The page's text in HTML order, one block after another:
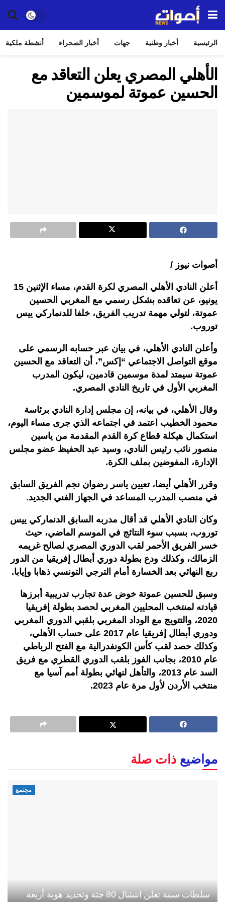
الرئيسية أخبار وطنية جهات أخبار الصحراء أنشطة ملكية
الأهلي المصري يعلن التعاقد مع
الحسين عموتة لموسمين
أصوات نيوز /
أعلن النادي الأهلي المصري لكرة القدم، مساء الإثنين 15
يونيو، عن تعاقده بشكل رسمي مع المغربي الحسين
عموتة، لتولي مهمة تدريب الفريق، خلفا للدنماركي ييس
توروب.
وأعلن النادي الأهلي، في بيان عبر حسابه الرسمي على
موقع التواصل الاجتماعي “إكس”، أن التعاقد مع الحسين
عموتة سيمتد لمدة موسمين قادمين، ليكون المدرب
المغربي الأول في تاريخ النادي المصري.
وقال الأهلي، في بيانه، إن مجلس إدارة النادي برئاسة
محمود الخطيب اعتمد في اجتماعه الذي جرى مساء اليوم،
استكمال هيكلة قطاع كرة القدم المقدمة من ياسين
منصور نائب رئيس النادي، وسيد عبد الحفيظ عضو مجلس
الإدارة، المفوضين بملف الكرة.
وقرر الأهلي أيضا، تعيين ياسر رضوان نجم الفريق السابق
في منصب المدرب المساعد في الجهاز الفني الجديد.
وكان النادي الأهلي قد أقال مدربه السابق الدنماركي ييس
توروب، بسبب سوء النتائج في الموسم الماضي، حيث
خسر الفريق الأحمر لقب الدوري المصري لصالح غريمه
الزمالك، وكذلك ودع بطولة دوري أبطال إفريقيا من الدور
ربع النهائي بعد الخسارة أمام الترجي التونسي ذهابا وإيابا.
وسبق للحسين عموتة خوض عدة تجارب تدريبية أبرزها
قيادته لمنتخب المحليين المغربي لحصد بطولة إفريقيا
2020، والتتويج مع الوداد المغربي بلقبي الدوري المغربي
ودوري أبطال إفريقيا عام 2017 على حساب الأهلي،
وكذلك حصد لقب كأس الكونفدرالية مع الفتح الرباطي
عام 2010، بجانب الفوز بلقب الدوري القطري مع فريق
السد عام 2013، والتأهل لنهائي بطولة أمم آسيا مع
منتخب الأردن لأول مرة عام 2023.
مواضيع ذات صلة
مجتمع
سلطات سبتة تعلن انتشال 80 جثة وتحديد هوية أربعة